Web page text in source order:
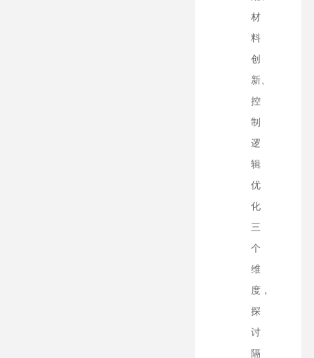
材
料
创
新、
控
制
逻
辑
优
化
三
个
维
度，
探
讨
隔